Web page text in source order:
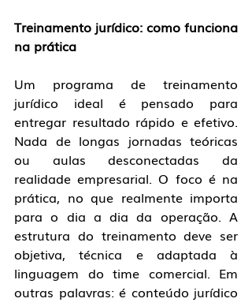
Treinamento jurídico: como funciona
na prática
Um programa de treinamento
jurídico ideal é pensado para
entregar resultado rápido e efetivo.
Nada de longas jornadas teóricas
ou aulas desconectadas da
realidade empresarial. O foco é na
prática, no que realmente importa
para o dia a dia da operação. A
estrutura do treinamento deve ser
objetiva, técnica e adaptada à
linguagem do time comercial. Em
outras palavras: é conteúdo jurídico